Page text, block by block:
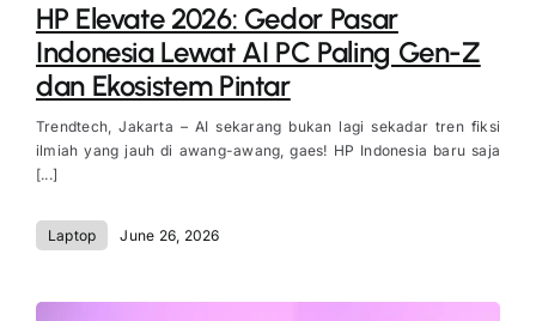
HP Elevate 2026: Gedor Pasar
Indonesia Lewat AI PC Paling Gen-Z
dan Ekosistem Pintar
Trendtech, Jakarta – AI sekarang bukan lagi sekadar tren fiksi
ilmiah yang jauh di awang-awang, gaes! HP Indonesia baru saja
[...]
Laptop June 26, 2026